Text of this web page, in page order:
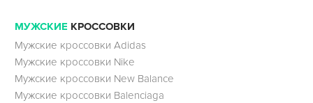
МУЖСКИЕ КРОССОВКИ
Мужские кроссовки Adidas
Мужские кроссовки Nike
Мужские кроссовки New Balance
Мужские кроссовки Balenciaga